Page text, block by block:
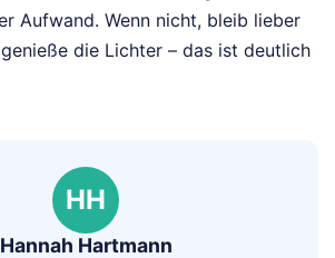
Aufwand. Wenn nicht, bleib lieber
die Lichter – das ist deutlich
HH
Hannah Hartmann